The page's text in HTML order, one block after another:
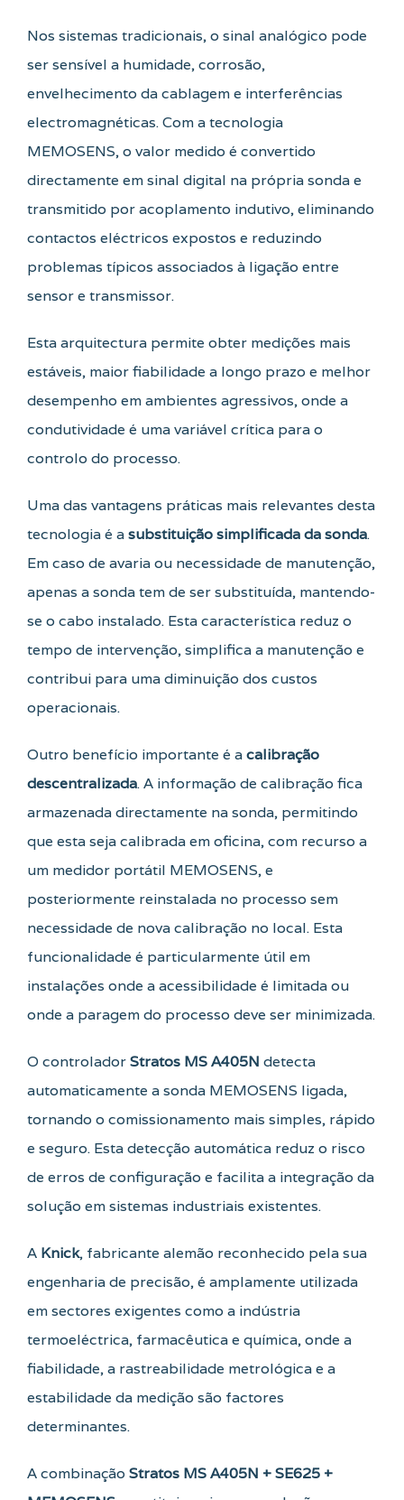
Nos sistemas tradicionais, o sinal analógico pode
ser sensível a humidade, corrosão,
envelhecimento da cablagem e interferências
electromagnéticas. Com a tecnologia
MEMOSENS, o valor medido é convertido
directamente em sinal digital na própria sonda e
transmitido por acoplamento indutivo, eliminando
contactos eléctricos expostos e reduzindo
problemas típicos associados à ligação entre
sensor e transmissor.
Esta arquitectura permite obter medições mais
estáveis, maior fiabilidade a longo prazo e melhor
desempenho em ambientes agressivos, onde a
condutividade é uma variável crítica para o
controlo do processo.
Uma das vantagens práticas mais relevantes desta
tecnologia é asubstituição simplificada da sonda.
Em caso de avaria ou necessidade de manutenção,
apenas a sonda tem de ser substituída, mantendo-
se o cabo instalado. Esta característica reduz o
tempo de intervenção, simplifica a manutenção e
contribui para uma diminuição dos custos
operacionais.
Outro benefício importante é acalibração
descentralizada. A informação de calibração fica
armazenada directamente na sonda, permitindo
que esta seja calibrada em oficina, com recurso a
um medidor portátil MEMOSENS, e
posteriormente reinstalada no processo sem
necessidade de nova calibração no local. Esta
funcionalidade é particularmente útil em
instalações onde a acessibilidade é limitada ou
onde a paragem do processo deve ser minimizada.
O controladorStratos MS A405N detecta
automaticamente a sonda MEMOSENS ligada,
tornando o comissionamento mais simples, rápido
e seguro. Esta detecção automática reduz o risco
de erros de configuração e facilita a integração da
solução em sistemas industriais existentes.
A Knick, fabricante alemão reconhecido pela sua
engenharia de precisão, é amplamente utilizada
em sectores exigentes como a indústria
termoeléctrica, farmacêutica e química, onde a
fiabilidade, a rastreabilidade metrológica e a
estabilidade da medição são factores
determinantes.
A combinação Stratos MS A405N + SE625 +